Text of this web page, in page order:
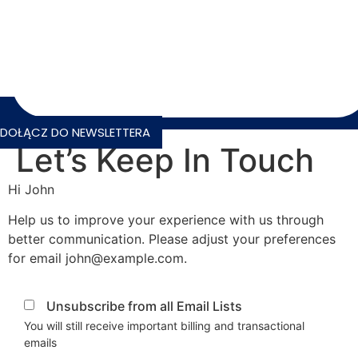
DOŁĄCZ DO NEWSLETTERA
Let’s Keep In Touch
Hi John
Help us to improve your experience with us through
better communication. Please adjust your preferences
for email john@example.com.
Unsubscribe from all Email Lists
You will still receive important billing and transactional
emails